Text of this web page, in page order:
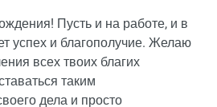
Пусть и на работе, и в
успех и благополучие. Желаю
всех твоих благих
таким
дела и просто